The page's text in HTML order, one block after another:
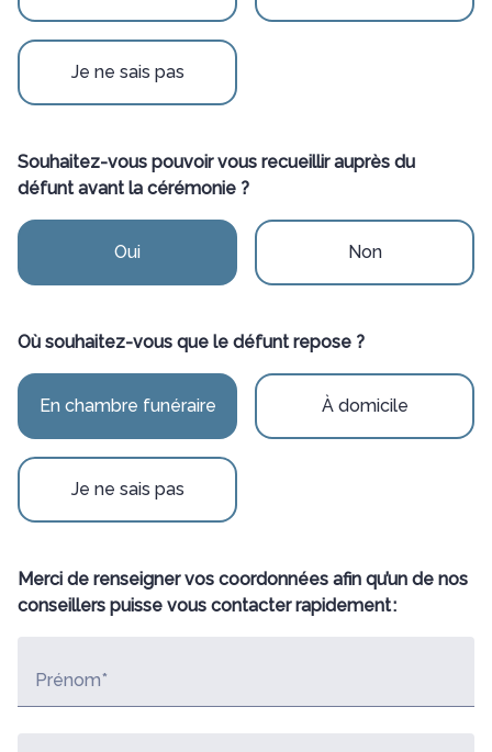
Je ne sais pas
Souhaitez-vous pouvoir vous recueillir auprès du
défunt avant la cérémonie ?
Oui Non
Où souhaitez-vous que le défunt repose ?
En chambre funéraire À domicile
Je ne sais pas
Merci de renseigner vos coordonnées afin qu’un de nos
conseillers puisse vous contacter rapidement :
Prénom*